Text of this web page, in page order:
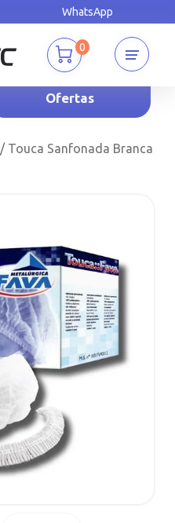
WhatsApp
0
Ofertas
/ Touca Sanfonada Branca